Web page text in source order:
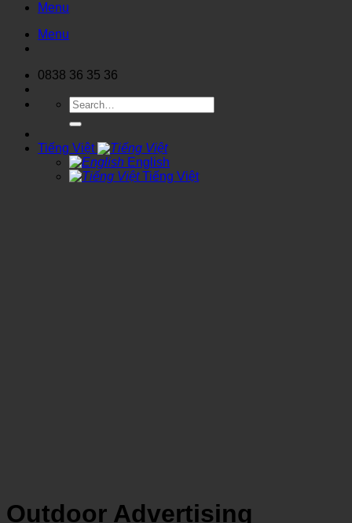
Menu
Menu
0838 36 35 36
Search
for:
Tiếng Việt
English
Tiếng Việt
Outdoor Advertising